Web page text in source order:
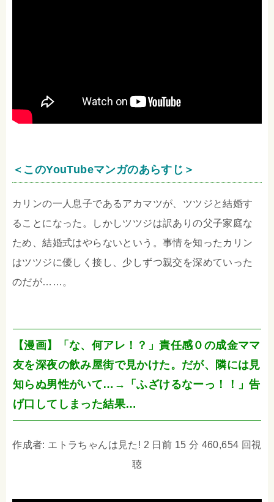
＜このYouTubeマンガのあらすじ＞
カリンの一人息子であるアカマツが、ツツジと結婚す
ることになった。しかしツツジは訳ありの父子家庭な
ため、結婚式はやらないという。事情を知ったカリン
はツツジに優しく接し、少しずつ親交を深めていった
のだが……。
【漫画】「な、何アレ！？」責任感０の成金ママ
友を深夜の飲み屋街で見かけた。だが、隣には見
知らぬ男性がいて…→「ふざけるなーっ！！」告
げ口してしまった結果…
作成者: エトラちゃんは見た! 2 日前 15 分 460,654 回視
聴